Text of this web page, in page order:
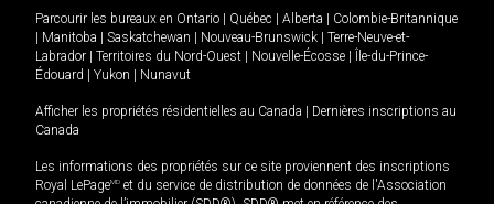
Parcourir les bureaux en Ontario Québec Alberta
Colombie-Britannique
Manitoba Saskatchewan Nouveau-Brunswick
Terre-Neuve-et-
Labrador
Territoires du Nord-Ouest Nouvelle-Écosse
Île-du-Prince-
Édouard
Yukon Nunavut
Afficher les propriétés résidentielles au Canada
Dernières inscriptions au
Canada
Les informations des propriétés sur ce site proviennent des inscriptions
Royal LePageMD et du service de distribution de données de l'Association